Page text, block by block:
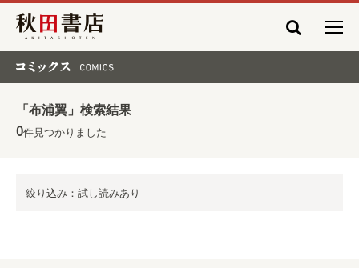
秋田書店
「布浦翼」検索結果
0件見つかりました
絞り込み：試し読みあり